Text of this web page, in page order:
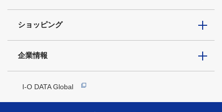
ショッピング
企業情報
I-O DATA Global